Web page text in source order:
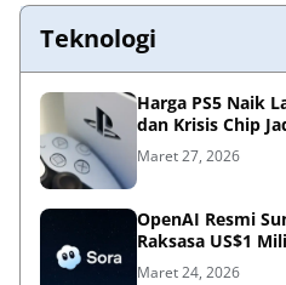
Teknologi
Harga PS5 Naik
dan Krisis Chip
Maret 27, 2026
OpenAI Resmi
Raksasa US$1
Maret 24, 2026